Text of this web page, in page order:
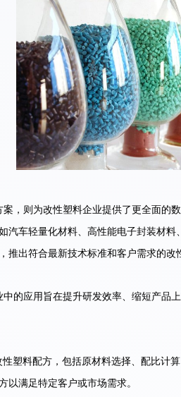
，则为改性塑料企业提供了更全面的
汽车轻量化材料、高性能电子封装材
推出符合最新技术标准和客户需求的改
的应用旨在提升研发效率、缩短产品
性塑料配方，包括原材料选择、配比计
以满足特定客户或市场需求。